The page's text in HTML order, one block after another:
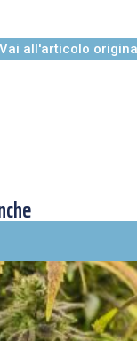
Vai all'articolo